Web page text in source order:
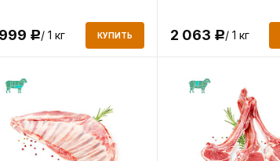
Р/ 1 кг КУПИТЬ 2 063 Р/ 1 кг